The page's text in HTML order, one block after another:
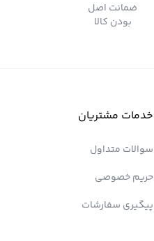
ضمانت اصل
بودن کالا
خدمات مشتریان
سوالات متداول
حریم خصوصی
پیگیری سفارشات